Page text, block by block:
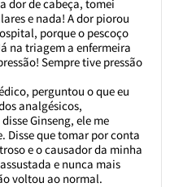
dor de cabeça, tomei
e nada! A dor piorou
porque o pescoço
na triagem a enfermeira
Sempre tive pressão
perguntou o que eu
analgésicos,
Ginseng, ele me
Disse que tomar por conta
e o causador da minha
e nunca mais
voltou ao normal.